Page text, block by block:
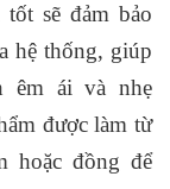
sẽ đảm bảo
hệ thống, giúp
êm ái và nhẹ
được làm từ
hoặc đồng để